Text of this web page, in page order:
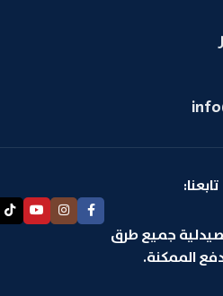
تابعنا:
جميع طرق
الممكنة.